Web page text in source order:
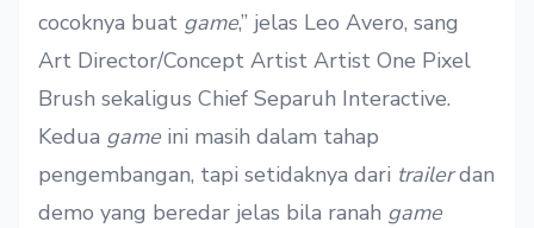
cocoknya buat game,” jelas Leo Avero, sang
Art Director/Concept Artist Artist One Pixel
Brush sekaligus Chief Separuh Interactive.
Kedua game ini masih dalam tahap
pengembangan, tapi setidaknya dari trailerdan
demo yang beredar jelas bila ranah game